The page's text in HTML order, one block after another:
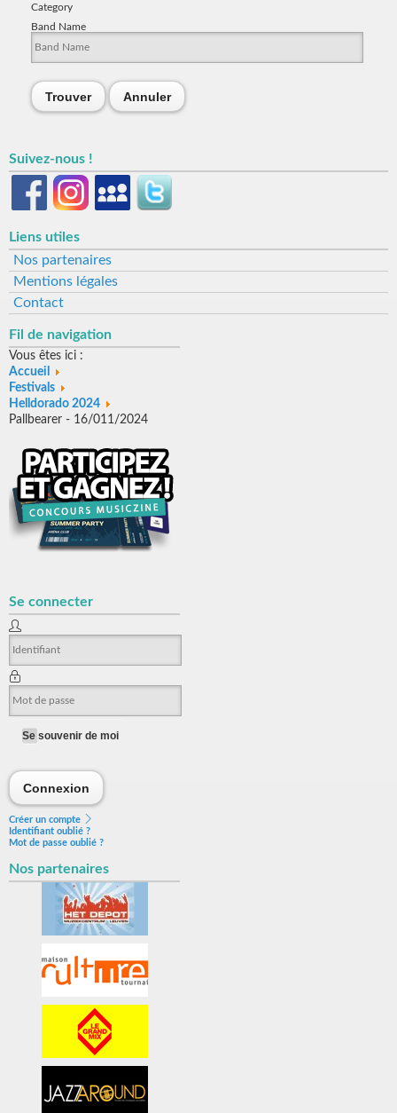
Category
Band Name
Trouver Annuler
Suivez-nous !
Liens utiles
Nos partenaires
Mentions légales
Contact
Fil de navigation
Vous êtes ici :
Accueil
Festivals
Helldorado 2024
Pallbearer - 16/011/2024
Se connecter
Se souvenir de moi
Connexion
Créer un compte
Identifiant oublié ?
Mot de passe oublié ?
Nos partenaires